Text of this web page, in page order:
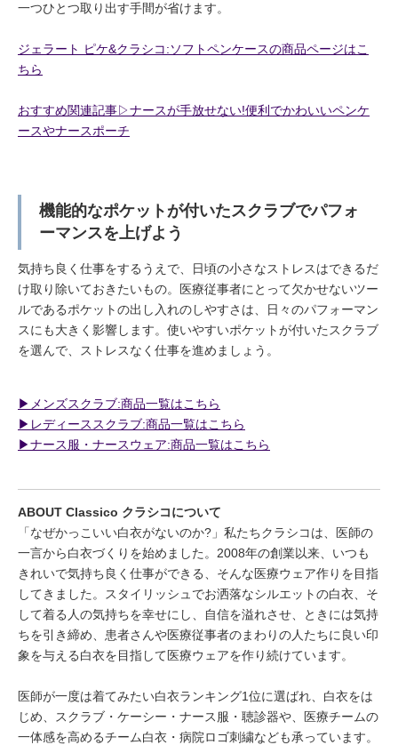
一つひとつ取り出す手間が省けます。
ジェラート ピケ&クラシコ:ソフトペンケースの商品ページはこ
ちら
おすすめ関連記事▷ナースが手放せない!便利でかわいいペンケ
ースやナースポーチ
機能的なポケットが付いたスクラブでパフォ
ーマンスを上げよう
気持ち良く仕事をするうえで、日頃の小さなストレスはできるだ
け取り除いておきたいもの。医療従事者にとって欠かせないツー
ルであるポケットの出し入れのしやすさは、日々のパフォーマン
スにも大きく影響します。使いやすいポケットが付いたスクラブ
を選んで、ストレスなく仕事を進めましょう。
▶︎メンズスクラブ:商品一覧はこちら
▶︎レディーススクラブ:商品一覧はこちら
▶︎ナース服・ナースウェア:商品一覧はこちら
ABOUT Classico クラシコについて
「なぜかっこいい白衣がないのか?」私たちクラシコは、医師の
一言から白衣づくりを始めました。2008年の創業以来、いつも
きれいで気持ち良く仕事ができる、そんな医療ウェア作りを目指
してきました。スタイリッシュでお洒落なシルエットの白衣、そ
して着る人の気持ちを幸せにし、自信を溢れさせ、ときには気持
ちを引き締め、患者さんや医療従事者のまわりの人たちに良い印
象を与える白衣を目指して医療ウェアを作り続けています。
医師が一度は着てみたい白衣ランキング1位に選ばれ、白衣をは
じめ、スクラブ・ケーシー・ナース服・聴診器や、医療チームの
一体感を高めるチーム白衣・病院ロゴ刺繍なども承っています。